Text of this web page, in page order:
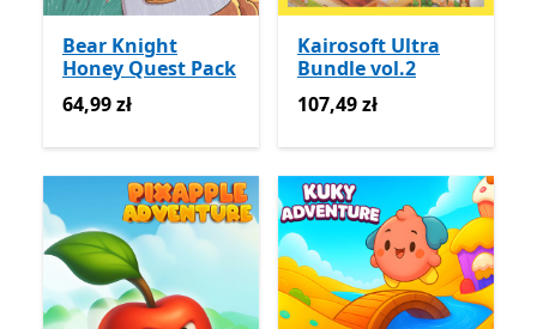
Bear Knight
Honey Quest Pack
64,99 zł
64,99 zł
Kairosoft Ultra
Bundle vol.2
107,49 zł
107,49 zł